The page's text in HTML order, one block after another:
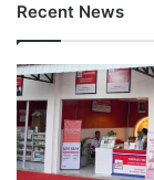
Recent News